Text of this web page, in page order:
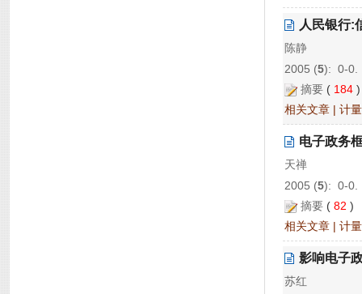
人民银行:
陈静
2005 (5): 0-0.
摘要 ( 184
相关文章 | 计
电子政务
天禅
2005 (5): 0-0.
摘要 ( 82
相关文章 | 计
影响电子
苏红